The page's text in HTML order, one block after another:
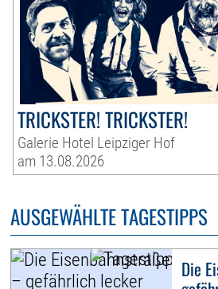
TRICKSTER! TRICKSTER!
Galerie Hotel Leipziger Hof
am 13.08.2026
AUSGEWÄHLTE TAGESTIPPS
Die